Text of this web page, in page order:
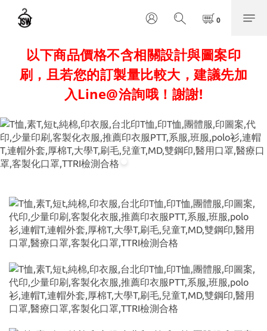
以下商品價格不含相關設計與圖案印
刷，且若您的訂製量比較大，建議先加
入Line@洽詢哦！謝謝!